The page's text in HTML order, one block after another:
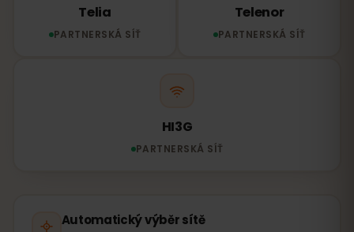
Telia
PARTNERSKÁ SÍŤ
Telenor
PARTNERSKÁ SÍŤ
HI3G
PARTNERSKÁ SÍŤ
Automatický výběr sítě